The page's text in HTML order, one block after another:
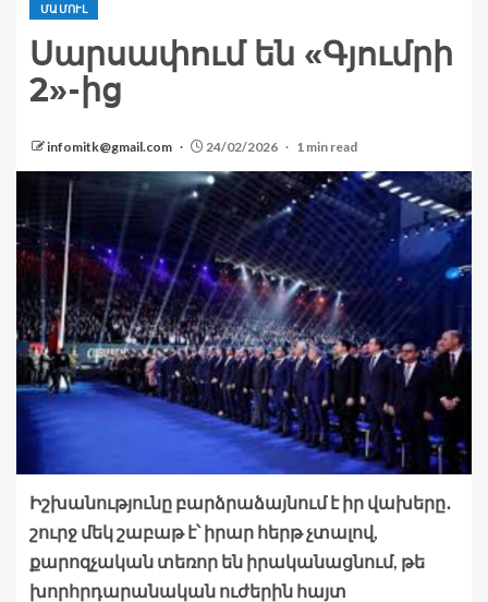
ՄԱՄՈՒԼ
Սարսափում են «Գյումրի
2»-ից
infomitk@gmail.com 24/02/2026 1 min read
Իշխանությունը բարձրաձայնում է իր վախերը․
շուրջ մեկ շաբաթ է՝ իրար հերթ չտալով,
քարոզչական տեռոր են իրականացնում, թե
խորհրդարանական ուժերին հայտ